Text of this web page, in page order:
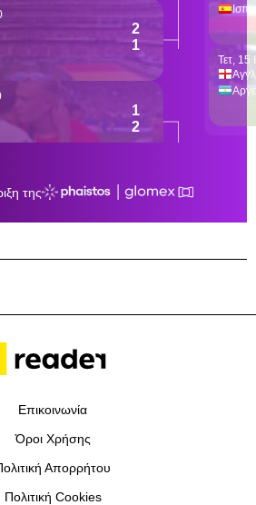
Επικοινωνία
Όροι Χρήσης
Απορρήτου
Πολιτική Cookies